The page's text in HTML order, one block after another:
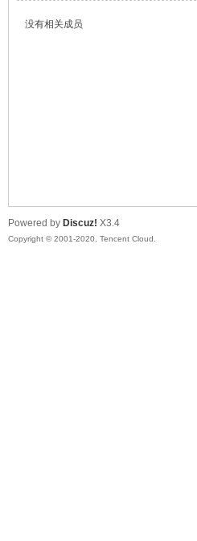
没有相关成员
Powered by Discuz! X3.4
Copyright © 2001-2020, Tencent Cloud.